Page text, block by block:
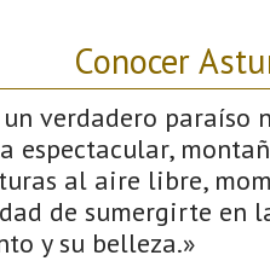
Conocer
un verdadero
espectacular,
al aire libre,
de sumergirte en
y su belleza.»